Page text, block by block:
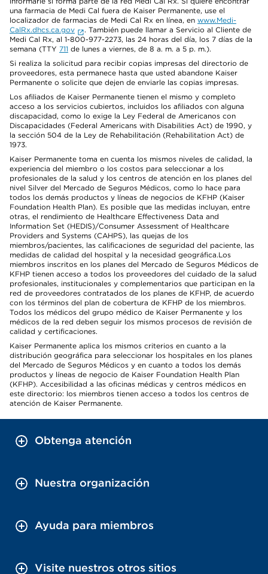
una farmacia de Medi Cal fuera de Kaiser Permanente, use el
localizador de farmacias de Medi Cal Rx en línea, en www.Medi-
CalRx.dhcs.ca.gov
. También puede llamar a Servicio al Cliente de
Medi Cal Rx, al 1-800-977-2273, las 24 horas del día, los 7 días de la
semana (TTY 711 de lunes a viernes, de 8 a. m. a 5 p. m.).
Si realiza la solicitud para recibir copias impresas del directorio de
proveedores, esta permanece hasta que usted abandone Kaiser
Permanente o solicite que dejen de enviarle las copias impresas.
Los afiliados de Kaiser Permanente tienen el mismo y completo
acceso a los servicios cubiertos, incluidos los afiliados con alguna
discapacidad, como lo exige la Ley Federal de Americanos con
Discapacidades (Federal Americans with Disabilities Act) de 1990, y
la sección 504 de la Ley de Rehabilitación (Rehabilitation Act) de
1973.
Kaiser Permanente toma en cuenta los mismos niveles de calidad, la
experiencia del miembro o los costos para seleccionar a los
profesionales de la salud y los centros de atención en los planes del
nivel Silver del Mercado de Seguros Médicos, como lo hace para
todos los demás productos y líneas de negocios de KFHP (Kaiser
Foundation Health Plan). Es posible que las medidas incluyan, entre
otras, el rendimiento de Healthcare Effectiveness Data and
Information Set (HEDIS)/Consumer Assessment of Healthcare
Providers and Systems (CAHPS), las quejas de los
miembros/pacientes, las calificaciones de seguridad del paciente, las
medidas de calidad del hospital y la necesidad geográfica.Los
miembros inscritos en los planes del Mercado de Seguros Médicos de
KFHP tienen acceso a todos los proveedores del cuidado de la salud
profesionales, institucionales y complementarios que participan en la
red de proveedores contratados de los planes de KFHP, de acuerdo
con los términos del plan de cobertura de KFHP de los miembros.
Todos los médicos del grupo médico de Kaiser Permanente y los
médicos de la red deben seguir los mismos procesos de revisión de
calidad y certificaciones.
Kaiser Permanente aplica los mismos criterios en cuanto a la
distribución geográfica para seleccionar los hospitales en los planes
del Mercado de Seguros Médicos y en cuanto a todos los demás
productos y líneas de negocio de Kaiser Foundation Health Plan
(KFHP). Accesibilidad a las oficinas médicas y centros médicos en
este directorio: los miembros tienen acceso a todos los centros de
atención de Kaiser Permanente.
Obtenga atención
Nuestra organización
Ayuda para miembros
Visite nuestros otros sitios